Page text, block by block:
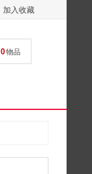
加入收藏
0物品